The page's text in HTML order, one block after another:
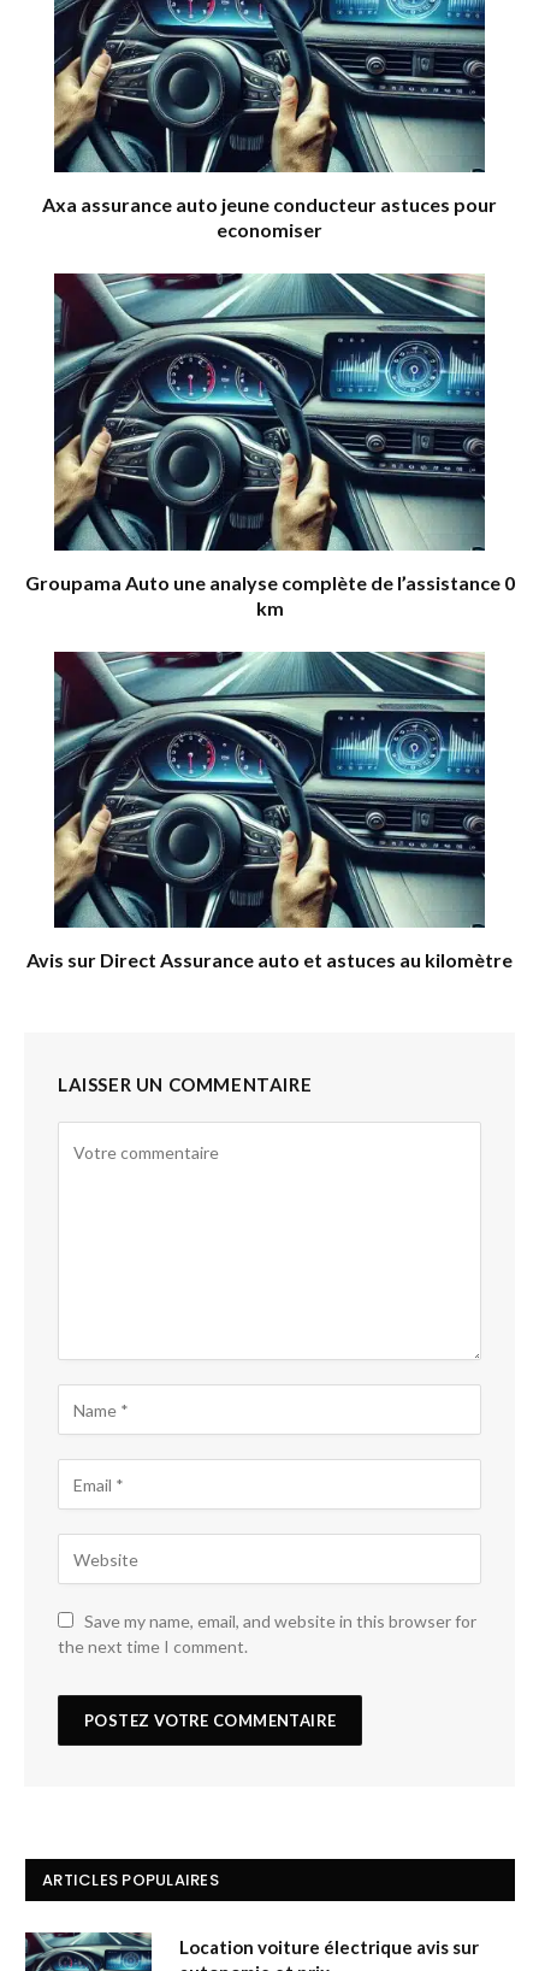
Axa assurance auto jeune conducteur astuces pour
economiser
Groupama Auto une analyse complète de l’assistance 0
km
Avis sur Direct Assurance auto et astuces au kilomètre
LAISSER UN COMMENTAIRE
Save my name, email, and website in this browser for
the next time I comment.
ARTICLES POPULAIRES
Location voiture électrique avis sur